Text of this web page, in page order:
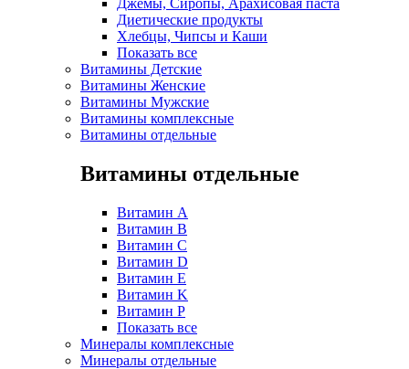
Джемы, Сиропы, Арахисовая паста
Диетические продукты
Хлебцы, Чипсы и Каши
Показать все
Витамины Детские
Витамины Женские
Витамины Мужские
Витамины комплексные
Витамины отдельные
Витамины отдельные
Витамин A
Витамин B
Витамин C
Витамин D
Витамин E
Витамин K
Витамин P
Показать все
Минералы комплексные
Минералы отдельные